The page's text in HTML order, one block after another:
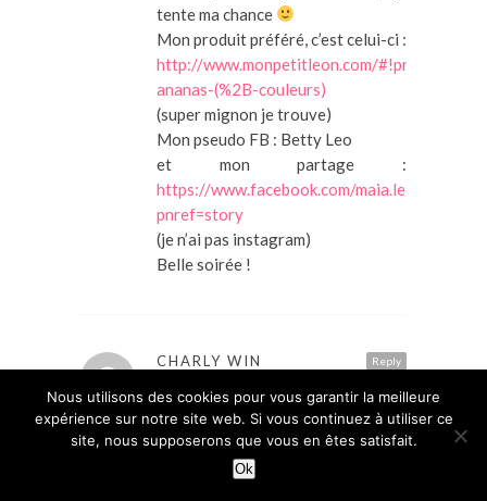
tente ma chance
Mon produit préféré, c’est celui-ci :
http://www.monpetitleon.com/#!product/
ananas-(%2B-couleurs)
(super mignon je trouve)
Mon pseudo FB : Betty Leo
et mon partage :
https://www.facebook.com/maia.leoni/
pnref=story
(je n’ai pas instagram)
Belle soirée !
Reply
CHARLY WIN
Bonjour,
Je participe et partage avec plaisir.
Je suis fan sous le nom de Charly
Nous utilisons des cookies pour vous garantir la meilleure
expérience sur notre site web. Si vous continuez à utiliser ce
site, nous supposerons que vous en êtes satisfait.
Ok